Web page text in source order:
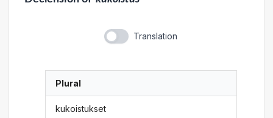
Translation
Plural
kukoistukset